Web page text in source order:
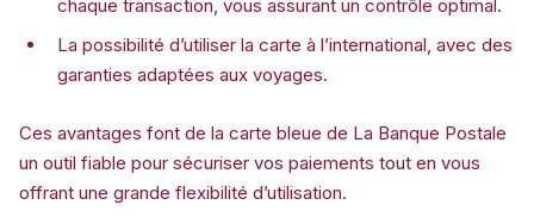
chaque transaction, vous assurant un contrôle optimal.
La possibilité d’utiliser la carte à l’international, avec des
garanties adaptées aux voyages.
Ces avantages font de la carte bleue de La Banque Postale
un outil fiable pour sécuriser vos paiements tout en vous
offrant une grande flexibilité d’utilisation.